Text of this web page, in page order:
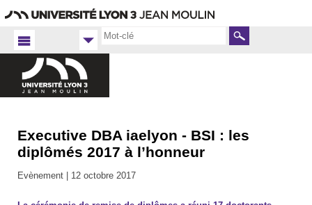
Rechercher
Accueil
FR
iaelyon
Executive DBA iaelyon - BSI : les
diplômés 2017 à l’honneur
Evènement | 12 octobre 2017